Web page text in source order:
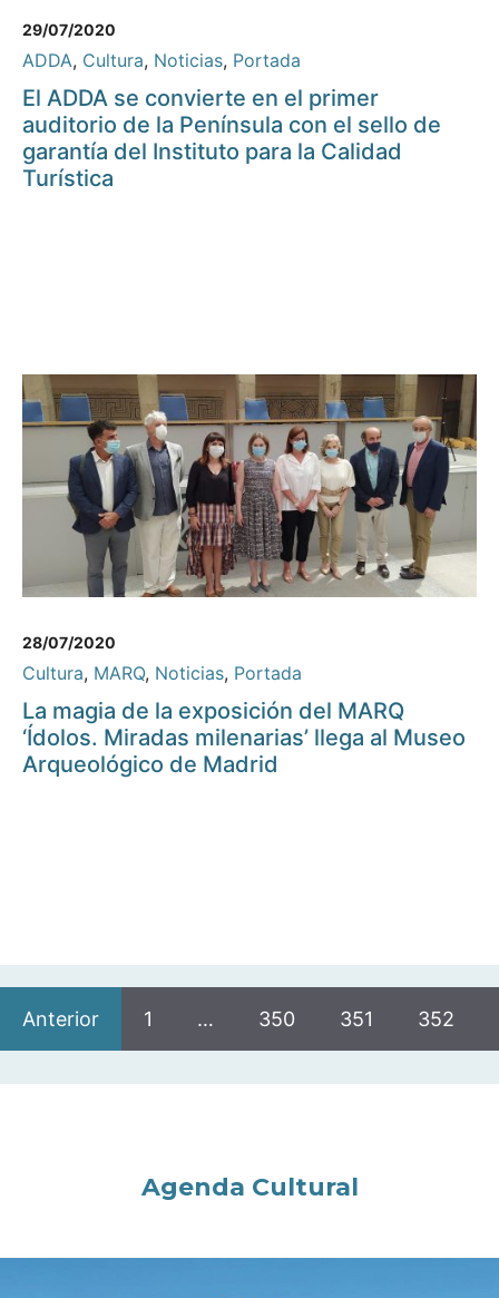
29/07/2020
ADDA, Cultura, Noticias, Portada
El ADDA se convierte en el primer
auditorio de la Península con el sello de
garantía del Instituto para la Calidad
Turística
28/07/2020
Cultura, MARQ, Noticias, Portada
La magia de la exposición del MARQ
‘Ídolos. Miradas milenarias’ llega al Museo
Arqueológico de Madrid
Anterior 1 … 350 351 352
Agenda Cultural